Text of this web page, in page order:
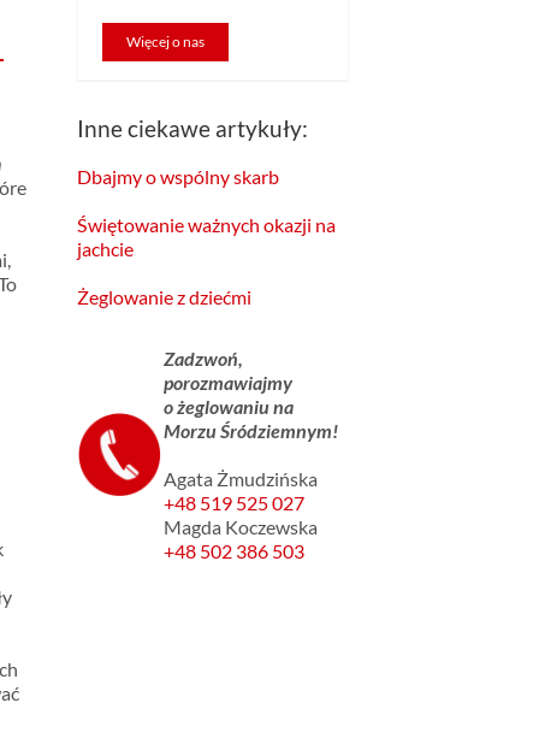
Więcej o nas
Inne ciekawe artykuły:
Dbajmy o wspólny skarb
Świętowanie ważnych okazji na
jachcie
Żeglowanie z dziećmi
Zadzwoń,
porozmawiajmy
o żeglowaniu na
Morzu Śródziemnym!
Agata Żmudzińska
+48 519 525 027
Magda Koczewska
+48 502 386 503